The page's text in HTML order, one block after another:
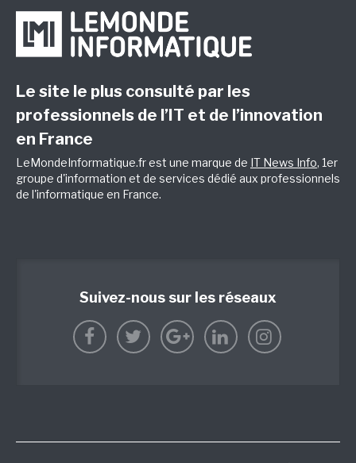
Le site le plus consulté par les
professionnels de l’IT et de l’innovation
en France
LeMondeInformatique.fr est une marque de IT News Info, 1er
groupe d'information et de services dédié aux professionnels
de l'informatique en France.
Suivez-nous sur les réseaux